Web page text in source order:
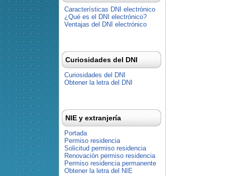
Características DNI electrónico
¿Qué es el DNI electrónico?
Ventajas del DNI electrónico
Curiosidades del DNI
Curiosidades del DNI
Obtener la letra del DNI
NIE y extranjería
Portada
Permiso residencia
Solicitud permiso residencia
Renovación permiso residencia
Permiso residencia permanente
Obtener la letra del NIE